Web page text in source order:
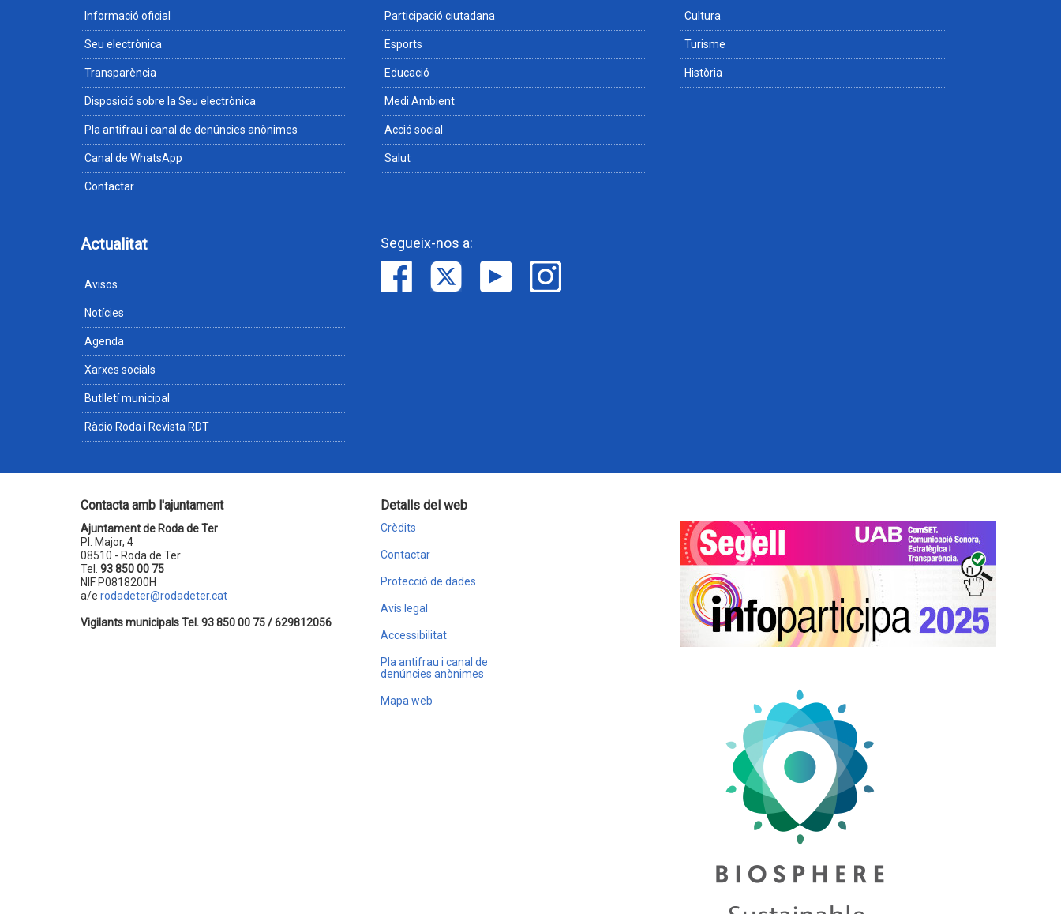
Informació oficial
Seu electrònica
Transparència
Disposició sobre la Seu electrònica
Pla antifrau i canal de denúncies anònimes
Canal de WhatsApp
Contactar
Participació ciutadana
Esports
Educació
Medi Ambient
Acció social
Salut
Cultura
Turisme
Història
Actualitat
Avisos
Notícies
Agenda
Xarxes socials
Butlletí municipal
Ràdio Roda i Revista RDT
Segueix-nos a:
Contacta amb l'ajuntament
Ajuntament de Roda de Ter
Pl. Major, 4
08510 - Roda de Ter
Tel. 93 850 00 75
NIF P0818200H
a/e rodadeter@rodadeter.cat
Vigilants municipals Tel. 93 850 00 75 / 629812056
Detalls del web
Crèdits
Contactar
Protecció de dades
Avís legal
Accessibilitat
Pla antifrau i canal de
denúncies anònimes
Mapa web